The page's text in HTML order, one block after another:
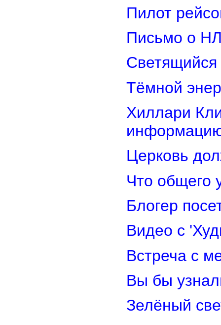
Пилот
Письмо о
Светящийся
Тёмной
Хиллари
Церковь
Что общего
Блогер
Видео с
Встреча с
Вы бы
Зелёный